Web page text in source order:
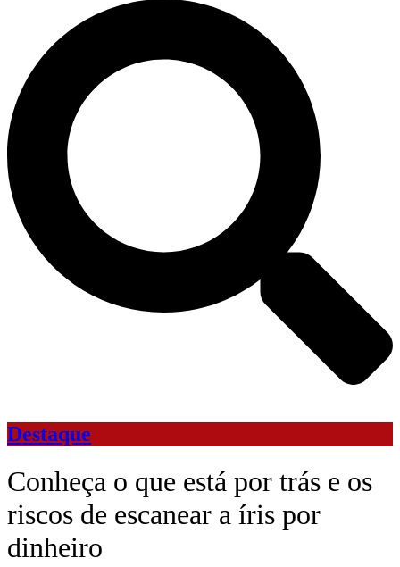
Destaque
Conheça o que está por trás e os
riscos de escanear a íris por
dinheiro